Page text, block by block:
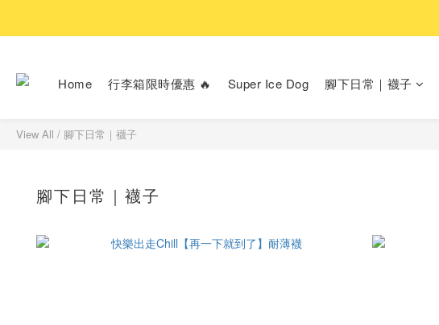
Home 行李箱限時優惠 🔥 Super Ice Dog 腳下日常｜襪子
View All / 腳下日常｜襪子
腳下日常｜襪子